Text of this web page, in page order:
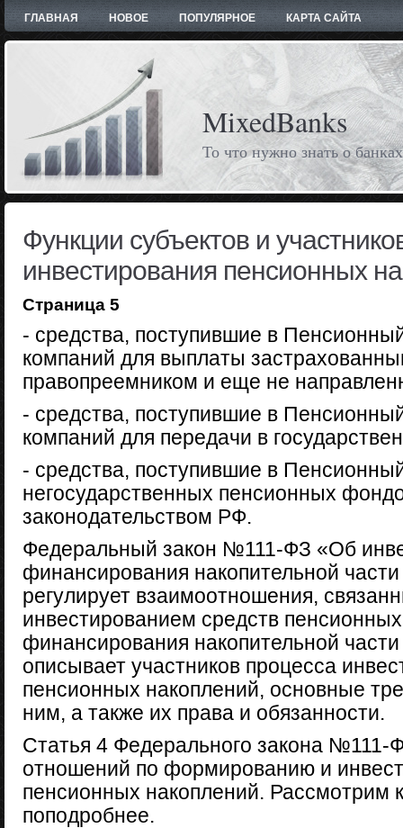
ГЛАВНАЯ НОВОЕ ПОПУЛЯРНОЕ КАРТА САЙТА
MixedBanks
То что нужно знать о банках
Функции субъектов и
инвестирования пенсионных
Страница 5
- средства, поступившие в
компаний для выплаты
правопреемником и еще не
- средства, поступившие в
компаний для передачи в
- средства, поступившие в
негосударственных пенсионных
законодательством РФ.
Федеральный закон №111-ФЗ «Об
финансирования накопительной
регулирует взаимоотношения,
инвестированием средств
финансирования накопительной
описывает участников процесса
пенсионных накоплений, основные
ним, а также их права и обязанности.
Статья 4 Федерального закона №111-
отношений по формированию и
пенсионных накоплений. Рассмотрим
поподробнее.